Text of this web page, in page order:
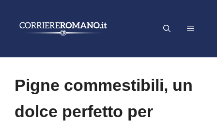
Menu
Pigne commestibili, un
dolce perfetto per